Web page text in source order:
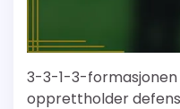
3-3-1-3-
opprettholder